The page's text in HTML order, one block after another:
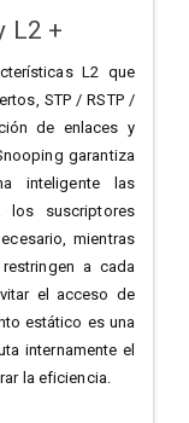
L2 +
L2 que
STP / RSTP /
de enlaces y
garantiza
inteligente las
los suscriptores
mientras
a cada
el acceso de
estático es una
internamente el
la eficiencia.